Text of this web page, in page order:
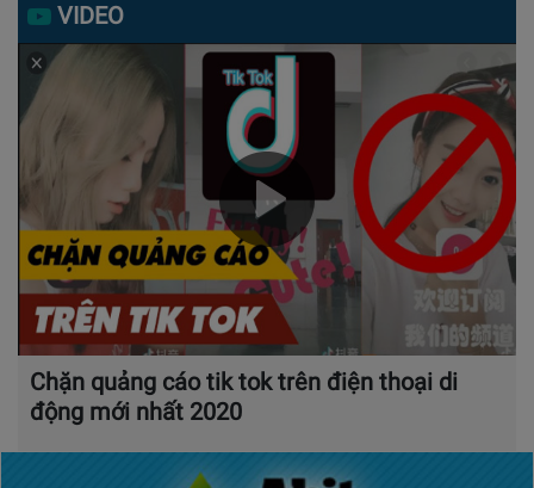
VIDEO
Chặn quảng cáo tik tok trên điện thoại di
động mới nhất 2020